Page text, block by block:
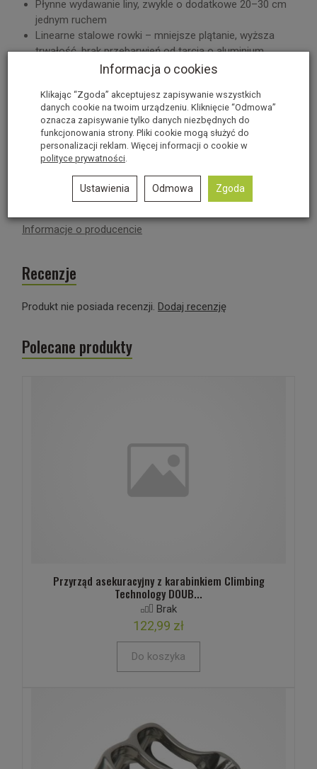
Płynne wydawanie liny, zwykle o dodatkowe 20–30 cm
jednym ruchem
Linearne stalowe rowki – mniejsze plątanie, wyższa
trwałość, brak przebarwień od tarcia o aluminium
Funkcja anty–panic z możliwością trwałej dezaktywacji
dużym tarciu
Precyzyjne sterowanie prędkością opuszczania dzięki
połączeniu dźwigni i pracy dłoni
Mocowanie na stanowisku w4 kierunkachco 90°
Uniwersalny – wygodny dla osób prawo- i leworęcznych
Kompatybilny z szerokim zakresem lin dynamicznych i
statycznych
Informacje o producencie
Recenzje
Produkt nie posiada recenzji. Dodaj recenzję
Polecane produkty
Przyrząd asekuracyjny z karabinkiem Climbing
Technology DOUB...
Brak
122,99 zł
Do koszyka
Informacja o cookies
Klikając “Zgoda” akceptujesz zapisywanie wszystkich
danych cookie na twoim urządzeniu. Kliknięcie “Odmowa”
oznacza zapisywanie tylko danych niezbędnych do
funkcjonowania strony. Pliki cookie mogą służyć do
personalizacji reklam. Więcej informacji o cookie w
polityce prywatności
Ustawienia Odmowa Zgoda